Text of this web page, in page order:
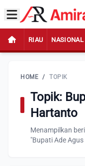
RIAU NASIONAL
HOME / TOPIK
Topik:
Hartanto
Menampilkan
"Bupati Ade